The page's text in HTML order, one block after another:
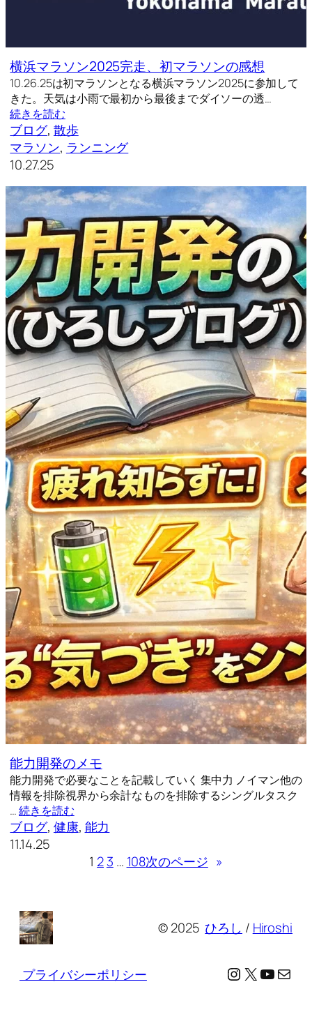
横浜マラソン2025完走、初マラソンの感想
10.26.25は初マラソンとなる横浜マラソン2025に参加して
きた。天気は小雨で最初から最後までダイソーの透…
続きを読む
ブログ, 散歩
マラソン, ランニング
10.27.25
能力開発のメモ
能力開発で必要なことを記載していく 集中力 ノイマン他の
情報を排除視界から余計なものを排除するシングルタスク
…続きを読む
ブログ, 健康, 能力
11.14.25
1 23 … 108次のページ »
© 2025ひろし / Hiroshi
プライバシーポリシー Instagram
X メール